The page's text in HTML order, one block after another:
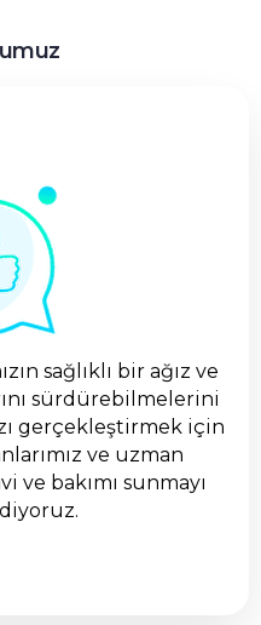
sağlıklı bir ağız ve
sürdürebilmelerini
gerçekleştirmek için
ve uzman
ve bakımı sunmayı